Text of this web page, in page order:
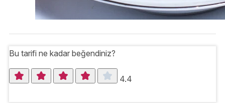
Bu tarifi ne kadar beğendiniz?
4.4